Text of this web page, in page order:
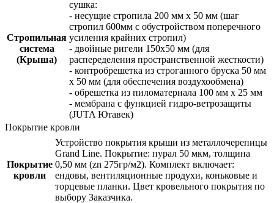
Стропильная
система
(Крыша)
сушка:
- несущие стропила 200 мм x 50 мм (шаг
стропил 600мм с обустройством поперечного
усиления крайних стропил)
- двойные ригели 150х50 мм (для
распеределения пространственной жесткости)
- контробрешетка из строганного бруска 50 мм
x 50 мм (для обеспечения воздухообмена)
- обрешетка из пиломатериала 100 мм x 25 мм
- мембрана с функцией гидро-ветрозащиты
(JUTA Ютавек)
Покрытие кровли
Покрытие
кровли
Устройство покрытия крыши из металлочерепицы
Grand Line. Покрытие: пурал 50 мкм, толщина
0,50 мм (zn 275гр/м2). Комплект включает:
ендовы, вентиляционные продухи, коньковые и
торцевые планки. Цвет кровельного покрытия по
выбору Заказчика.